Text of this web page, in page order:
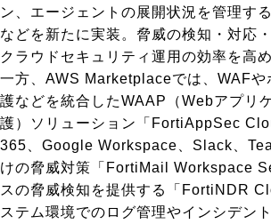
ン、エージェントの展開状況を管理す
などを新たに実装。脅威の検知・対応
クラウドセキュリティ運用の効率を高
一方、AWS Marketplaceでは、WAFや
護などを統合したWAAP（Webアプリ
護）ソリューション「FortiAppSec
365、Google Workspace、Slack、
けの脅威対策「FortiMail Workspace
スの脅威検知を提供する「FortiNDR
ステム環境でのログ管理やインシデン